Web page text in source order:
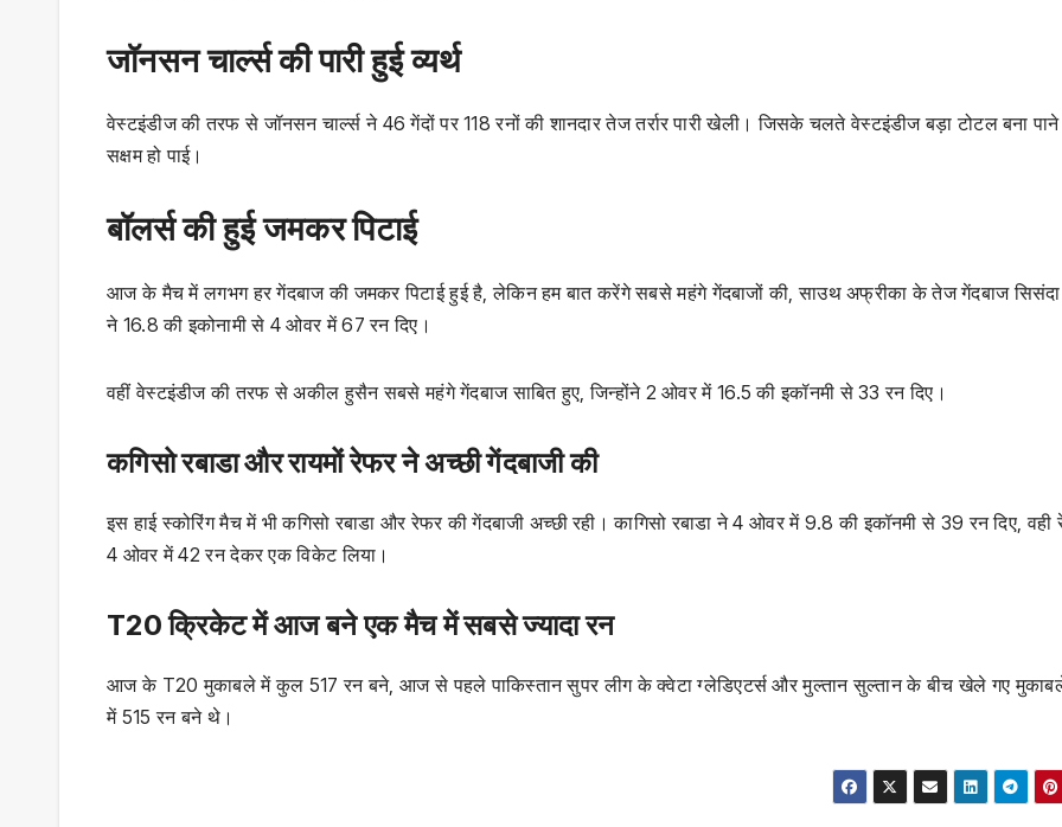
जॉनसन चार्ल्स की पारी हुई व्यर्थ
वेस्टइंडीज की तरफ से जॉनसन चार्ल्स ने 46 गेंदों पर 118 रनों की शानदार तेज तर्रार पारी खेली। जिसके चलते वेस्टइंडीज बड़ा टोटल बना
सक्षम हो पाई।
बॉलर्स की हुई जमकर पिटाई
आज के मैच में लगभग हर गेंदबाज की जमकर पिटाई हुई है, लेकिन हम बात करेंगे सबसे महंगे गेंदबाजों की, साउथ अफ्रीका के तेज गेंदबाज सिसंदा
ने 16.8 की इकोनामी से 4 ओवर में 67 रन दिए।
वहीं वेस्टइंडीज की तरफ से अकील हुसैन सबसे महंगे गेंदबाज साबित हुए, जिन्होंने 2 ओवर में 16.5 की इकॉनमी से 33 रन दिए।
कगिसो रबाडा और रायमों रेफर ने अच्छी गेंदबाजी की
इस हाई स्कोरिंग मैच में भी कगिसो रबाडा और रेफर की गेंदबाजी अच्छी रही। कागिसो रबाडा ने 4 ओवर में 9.8 की इकॉनमी से 39 रन दिए, वही
4 ओवर में 42 रन देकर एक विकेट लिया।
T20 क्रिकेट में आज बने एक मैच में सबसे ज्यादा रन
आज के T20 मुकाबले में कुल 517 रन बने, आज से पहले पाकिस्तान सुपर लीग के क्वेटा ग्लेडिएटर्स और मुल्तान सुल्तान के बीच खेले गए
में 515 रन बने थे।